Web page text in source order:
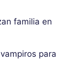
familia en
para